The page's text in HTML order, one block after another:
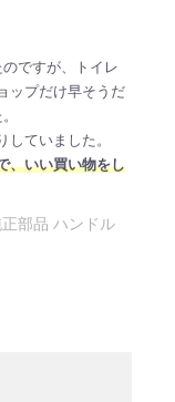
ですが、トイレ
ップだけ早そうだ
ていました。
、いい買い物をし
部品 ハンドル